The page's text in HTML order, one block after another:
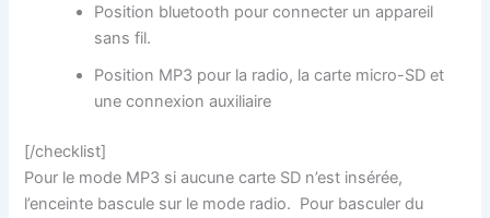
Position bluetooth pour connecter un appareil
sans fil.
Position MP3 pour la radio, la carte micro-SD et
une connexion auxiliaire
[/checklist]
Pour le mode MP3 si aucune carte SD n’est insérée,
l’enceinte bascule sur le mode radio. Pour basculer du